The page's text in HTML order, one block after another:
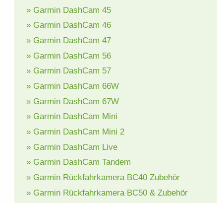
» Garmin DashCam 45
» Garmin DashCam 46
» Garmin DashCam 47
» Garmin DashCam 56
» Garmin DashCam 57
» Garmin DashCam 66W
» Garmin DashCam 67W
» Garmin DashCam Mini
» Garmin DashCam Mini 2
» Garmin DashCam Live
» Garmin DashCam Tandem
» Garmin Rückfahrkamera BC40 Zubehör
» Garmin Rückfahrkamera BC50 & Zubehör